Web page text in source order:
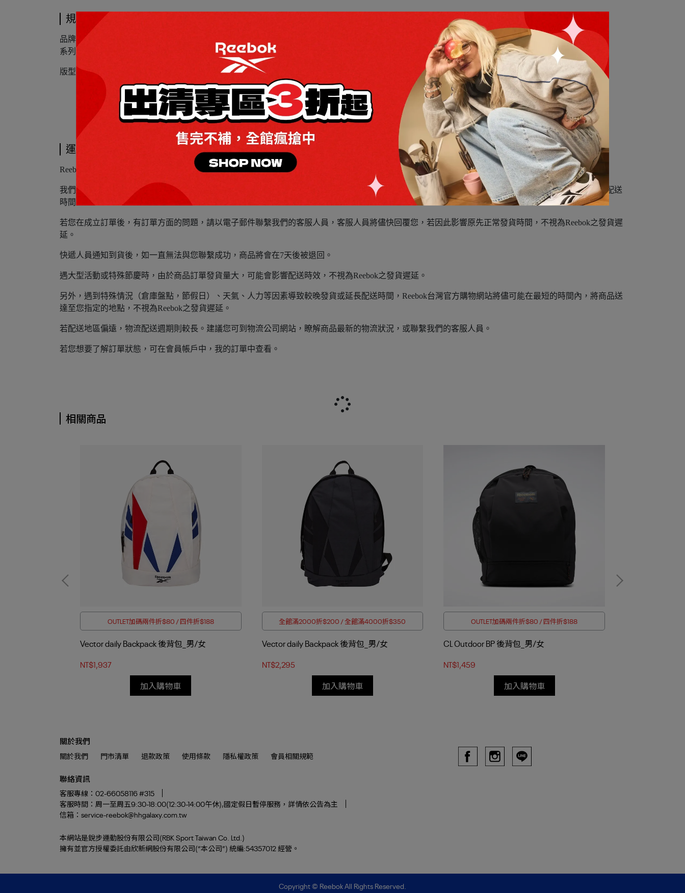
規格說明
品牌名稱:Reebok
系列名稱:LF TRUNK BP
版型: 男/女
運送方式
Reebok台灣官方購物網站委託“新竹貨運”負責快遞配送，配送範圍為台灣本島；退貨時則由“新竹貨運”物流協助收回您退貨的商品。
我們將盡力在預計的配送時間內，將您的訂單送達至您指定的收件地址。提醒您，若您所留的收件資訊及地址有誤或不完整，會直接導致無法配送或延誤配送
時間。
若您在成立訂單後，有訂單方面的問題，請以電子郵件聯繫我們的客服人員，客服人員將儘快回覆您，若因此影響原先正常發貨時間，不視為Reebok之發貨遲
延。
快遞人員通知到貨後，如一直無法與您聯繫成功，商品將會在7天後被退回。
遇大型活動或特殊節慶時，由於商品訂單發貨量大，可能會影響配送時效，不視為Reebok之發貨遲延。
另外，遇到特殊情況（倉庫盤點，節假日）、天氣、人力等因素導致較晚發貨或延長配送時間，Reebok台灣官方購物網站將儘可能在最短的時間內，將商品送
達至您指定的地點，不視為Reebok之發貨遲延。
若配送地區偏遠，物流配送週期則較長。建議您可到物流公司網站，瞭解商品最新的物流狀況，或聯繫我們的客服人員。
若您想要了解訂單狀態，可在會員帳戶中，我的訂單中查看。
相關商品
OUTLET加碼兩件折$80 / 四件折$188
Vector daily Backpack 後背包_男/女
NT$1,937
加入購物車
全館滿2000折$200 / 全館滿4000折$350
Vector daily Backpack 後背包_男/女
NT$2,295
加入購物車
OUTLET加碼兩件折$80 / 四件折$188
CL Outdoor BP 後背包_男/女
NT$1,459
加入購物車
關於我們
關於我們 門市清單 退款政策 使用條款 隱私權政策 會員相關規範
聯絡資訊
客服專線：02-66058116 #315
客服時間：周一至周五9:30-18:00(12:30-14:00午休),國定假日暫停服務，詳情依公告為主
信箱：service-reebok@hhgalaxy.com.tw
本網站是銳步運動股份有限公司(RBK Sport Taiwan Co. Ltd.)
擁有並官方授權委託由欣新網股份有限公司(“本公司”) 統編:54357012 經營。
Copyright © ReebokAll Rights Reserved.